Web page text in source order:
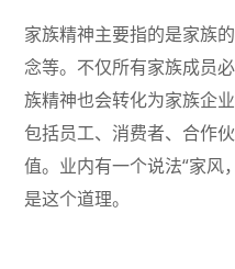
家族精神主要指的是家族
念等。不仅所有家族成员
族精神也会转化为家族企
包括员工、消费者、合作
值。业内有一个说法“家风
是这个道理。